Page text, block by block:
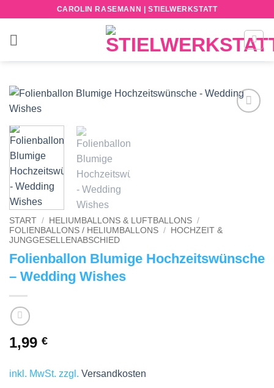
springen
CAROLIN RASEMANN | STIELWERKSTATT
START / HELIUMBALLONS & LUFTBALLONS /
FOLIENBALLONS / HELIUMBALLONS /
HOCHZEIT &
JUNGGESELLENABSCHIED
Folienballon Blumige Hochzeitswünsche
– Wedding Wishes
1,99 €
inkl. MwSt. zzgl. Versandkosten